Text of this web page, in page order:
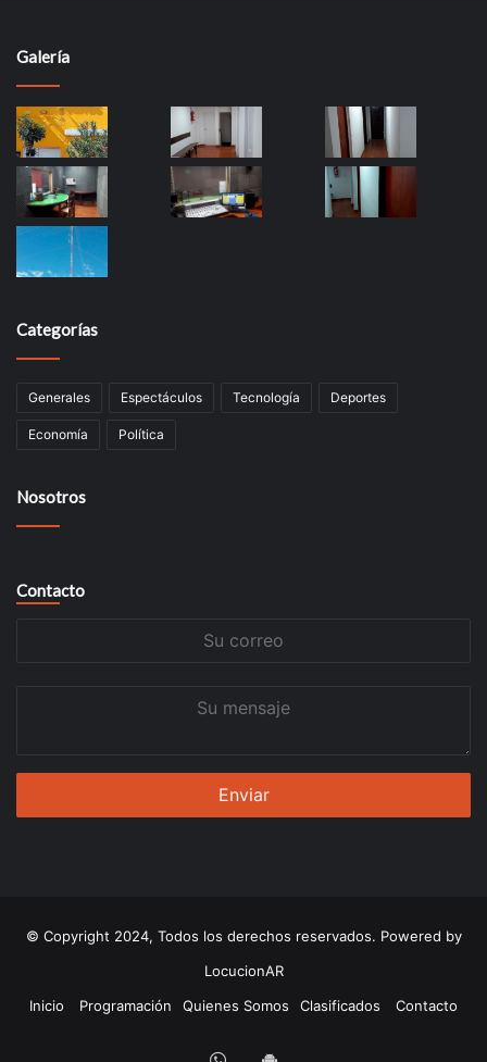
Galería
Categorías
Generales Espectáculos Tecnología Deportes
Economía Política
Nosotros
Contacto
© Copyright 2024, Todos los derechos reservados. Powered by
LocucionAR
Inicio
Programación Quienes Somos Clasificados Contacto